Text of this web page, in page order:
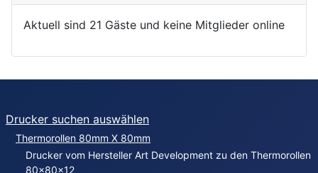
Aktuell sind 21 Gäste und keine Mitglieder online
Drucker suchen auswählen
Thermorollen 80mm X 80mm
Drucker vom Hersteller Art Development zu den Thermorollen
80x80x12